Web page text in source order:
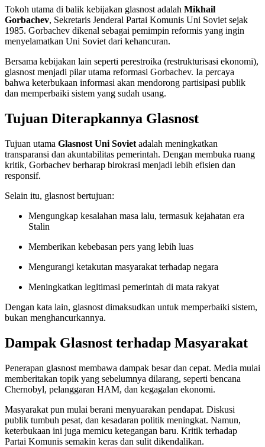
Tokoh utama di balik kebijakan glasnost adalah Mikhail
Gorbachev, Sekretaris Jenderal Partai Komunis Uni Soviet sejak
1985. Gorbachev dikenal sebagai pemimpin reformis yang ingin
menyelamatkan Uni Soviet dari kehancuran.
Bersama kebijakan lain seperti perestroika (restrukturisasi ekonomi),
glasnost menjadi pilar utama reformasi Gorbachev. Ia percaya
bahwa keterbukaan informasi akan mendorong partisipasi publik
dan memperbaiki sistem yang sudah usang.
Tujuan Diterapkannya Glasnost
Tujuan utama Glasnost Uni Soviet adalah meningkatkan
transparansi dan akuntabilitas pemerintah. Dengan membuka ruang
kritik, Gorbachev berharap birokrasi menjadi lebih efisien dan
responsif.
Selain itu, glasnost bertujuan:
Mengungkap kesalahan masa lalu, termasuk kejahatan era
Stalin
Memberikan kebebasan pers yang lebih luas
Mengurangi ketakutan masyarakat terhadap negara
Meningkatkan legitimasi pemerintah di mata rakyat
Dengan kata lain, glasnost dimaksudkan untuk memperbaiki sistem,
bukan menghancurkannya.
Dampak Glasnost terhadap Masyarakat
Penerapan glasnost membawa dampak besar dan cepat. Media mulai
memberitakan topik yang sebelumnya dilarang, seperti bencana
Chernobyl, pelanggaran HAM, dan kegagalan ekonomi.
Masyarakat pun mulai berani menyuarakan pendapat. Diskusi
publik tumbuh pesat, dan kesadaran politik meningkat. Namun,
keterbukaan ini juga memicu ketegangan baru. Kritik terhadap
Partai Komunis semakin keras dan sulit dikendalikan.